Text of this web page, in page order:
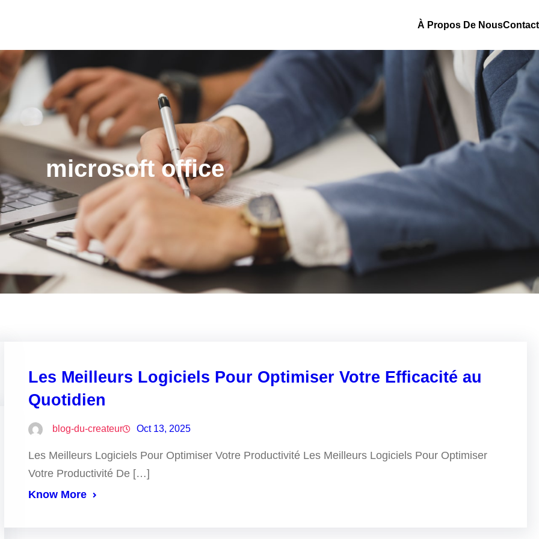
À Propos De NousContact
microsoft office
Les Meilleurs Logiciels Pour Optimiser Votre Efficacité au
Quotidien
blog-du-createur Oct 13, 2025
Les Meilleurs Logiciels Pour Optimiser Votre Productivité Les Meilleurs Logiciels Pour Optimiser
Votre Productivité De […]
Know More